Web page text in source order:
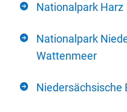
Nationalpark Harz
Nationalpark
Wattenmeer
Niedersächsische